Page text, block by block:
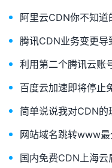
阿里云CDN你不知道
腾讯CDN业务变更导
利用第二个腾讯云账
百度云加速即将停止
简单说说我对CDN的
网站域名跳转www最
国内免费CDN上海云